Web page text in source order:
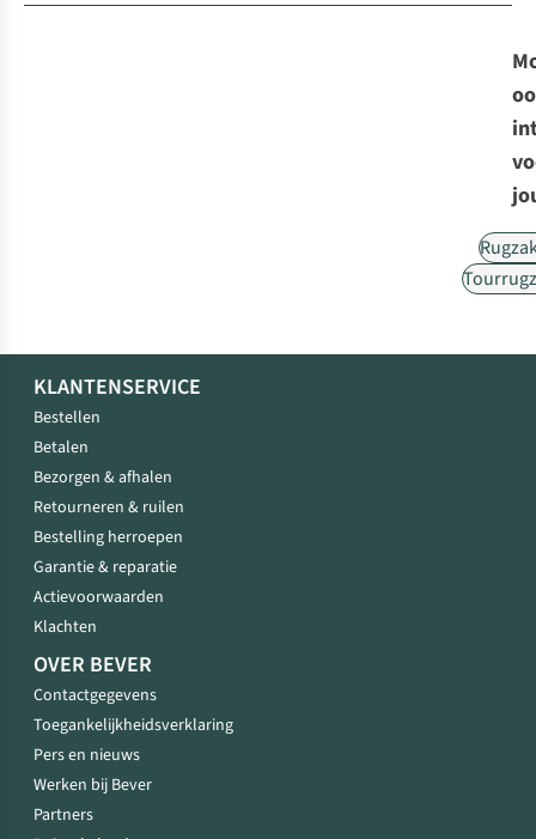
KLANTENSERVICE
Bestellen
Betalen
Bezorgen & afhalen
Retourneren & ruilen
Bestelling herroepen
Garantie & reparatie
Actievoorwaarden
Klachten
OVER BEVER
Contactgegevens
Toegankelijkheidsverklaring
Pers en nieuws
Werken bij Bever
Partners